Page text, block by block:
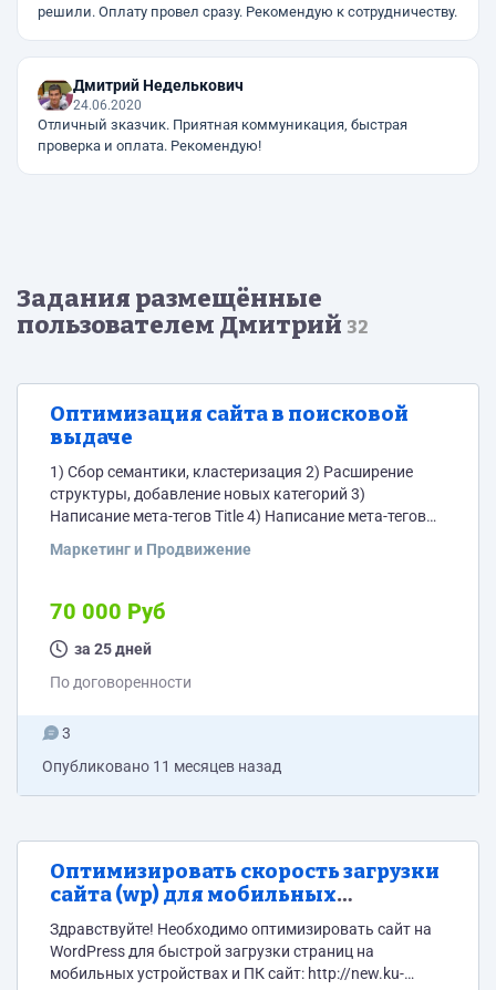
решили. Оплату провел сразу. Рекомендую к сотрудничеству.
Дмитрий Неделькович
24.06.2020
Отличный зказчик. Приятная коммуникация, быстрая
проверка и оплата. Рекомендую!
Задания размещённые
пользователем Дмитрий 32
Оптимизация сайта в поисковой
выдаче
1) Сбор семантики, кластеризация 2) Расширение
структуры, добавление новых категорий 3)
Написание мета-тегов Title 4) Написание мета-тегов
Настройка технических файлов robots и sitemap 7)
Оптимизация коммерческих факторов Сайт -
https://ku-hni.ru/ Дополнительно: необходимо
поменять товары местами и заменить фото на двух
Маркетинг и Продвижение
70 000 Руб
за 25 дней
По договоренности
3
Опубликовано 11 месяцев назад
Оптимизировать скорость загрузки
сайта (wp) для мобильных
устройств и ПК
Здравствуйте! Необходимо оптимизировать сайт на
WordPress для быстрой загрузки страниц на
мобильных устройствах и ПК сайт: http://new.ku-